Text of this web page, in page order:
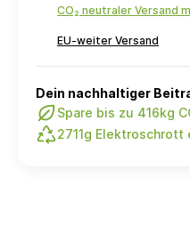
CO₂ neutraler Versand
EU-weiter Versand
Dein nachhaltiger
Spare bis zu 416kg
2711g Elektroschrott